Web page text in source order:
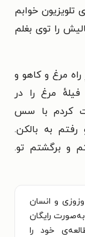
خوابم
را توی بغلم
مرغ و کاهو و
مرغ را در
کردم با سس
به بالکن.
و برگشتم تو.
و انسان
رایگان
خود را